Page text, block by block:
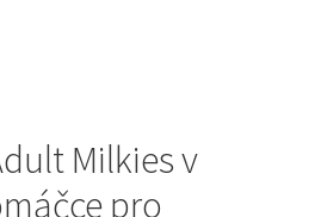
Milkies v
pro